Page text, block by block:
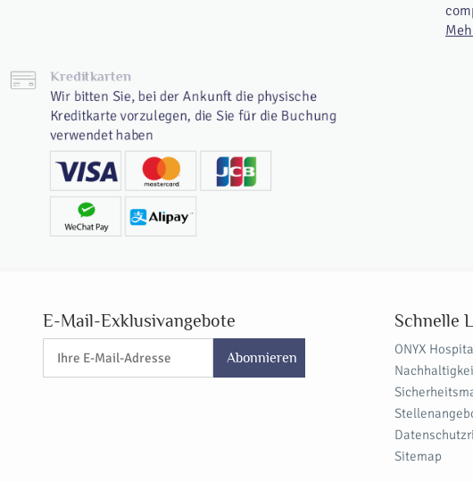
Kreditkarten
Wir bitten Sie, bei der Ankunft die physische
Kreditkarte vorzulegen, die Sie für die Buchung
verwendet haben
E-Mail-Exklusivangebote
Abonnieren
Schnelle
ONYX
Sitemap